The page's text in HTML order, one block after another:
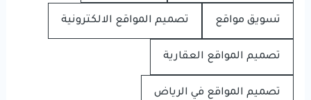
تسويق مواقع تصميم المواقع الالكترونية
تصميم المواقع العقارية
تصميم المواقع في الرياض